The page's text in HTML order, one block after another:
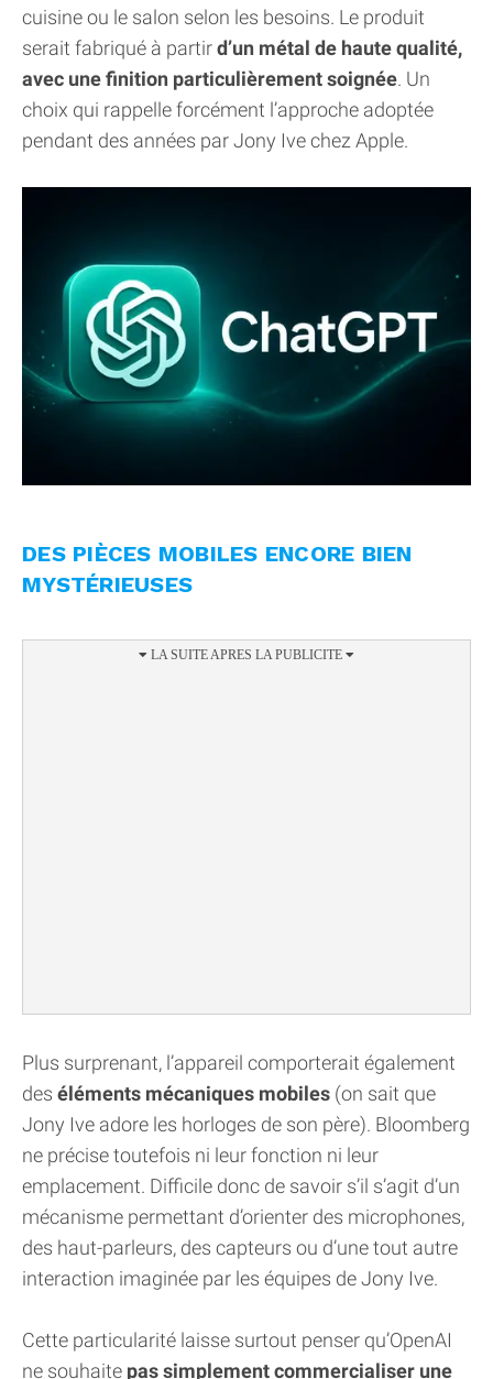
cuisine ou le salon selon les besoins. Le produit
serait fabriqué à partird’un métal de haute qualité,
avec une finition particulièrement soignée. Un
choix qui rappelle forcément l’approche adoptée
pendant des années par Jony Ive chez Apple.
DES PIÈCES MOBILES ENCORE BIEN
MYSTÉRIEUSES
Plus surprenant, l’appareil comporterait également
des éléments mécaniques mobiles (on sait que
Jony Ive adore les horloges de son père). Bloomberg
ne précise toutefois ni leur fonction ni leur
emplacement. Difficile donc de savoir s’il s’agit d’un
mécanisme permettant d’orienter des microphones,
des haut-parleurs, des capteurs ou d’une tout autre
interaction imaginée par les équipes de Jony Ive.
Cette particularité laisse surtout penser qu’OpenAI
ne souhaite pas simplement commercialiser une